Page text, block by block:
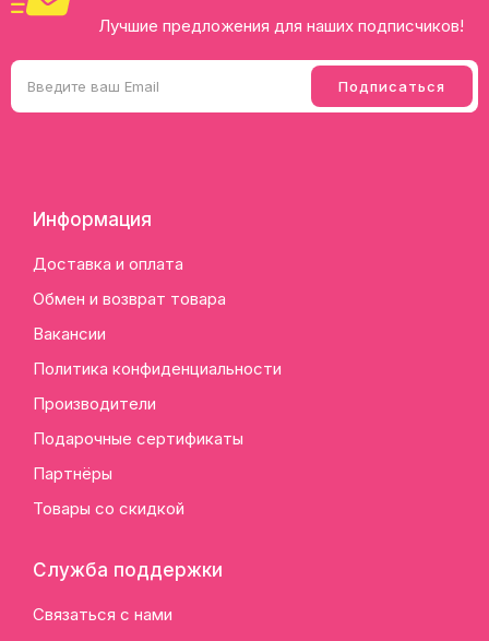
Лучшие предложения для наших подписчиков!
Информация
Доставка и оплата
Обмен и возврат товара
Вакансии
Политика конфиденциальности
Производители
Подарочные сертификаты
Партнёры
Товары со скидкой
Служба поддержки
Связаться с нами